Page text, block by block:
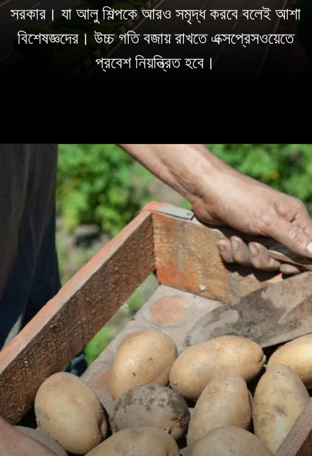
সরকার। যা আলু শিল্পকে আরও সমৃদ্ধ করবে বলেই আশা
বিশেষজ্ঞদের। উচ্চ গতি বজায় রাখতে এক্সপ্রেসওয়েতে
প্রবেশ নিয়ন্ত্রিত হবে।